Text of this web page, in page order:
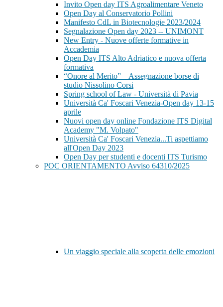
Invito Open day ITS Agroalimentare Veneto
Open Day al Conservatorio Pollini
Manifesto CdL in Biotecnologie 2023/2024
Segnalazione Open day 2023 -- UNIMONT
New Entry - Nuove offerte formative in
Accademia
Open Day ITS Alto Adriatico e nuova offerta
formativa
“Onore al Merito” – Assegnazione borse di
studio Nissolino Corsi
Spring school of Law - Università di Pavia
Università Ca' Foscari Venezia-Open day 13-15
aprile
Nuovi open day online Fondazione ITS Digital
Academy "M. Volpato"
Università Ca' Foscari Venezia...Ti aspettiamo
all'Open Day 2023
Open Day per studenti e docenti ITS Turismo
POC ORIENTAMENTO Avviso 64310/2025
Un viaggio speciale alla scoperta delle emozioni